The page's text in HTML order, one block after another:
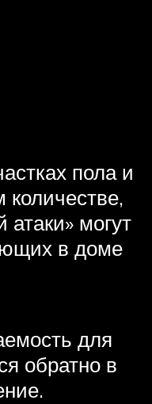
пола и
могут
в доме
для
обратно в